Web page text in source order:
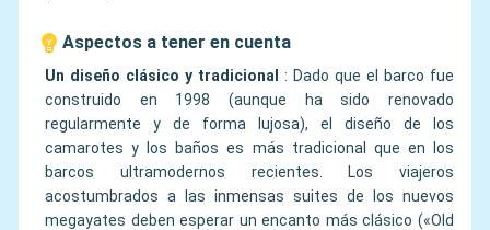
Aspectos a tener en cuenta
Un diseño clásico y tradicional : Dado que el barco fue
construido en 1998 (aunque ha sido renovado
regularmente y de forma lujosa), el diseño de los
camarotes y los baños es más tradicional que en los
barcos ultramodernos recientes. Los viajeros
acostumbrados a las inmensas suites de los nuevos
megayates deben esperar un encanto más clásico («Old